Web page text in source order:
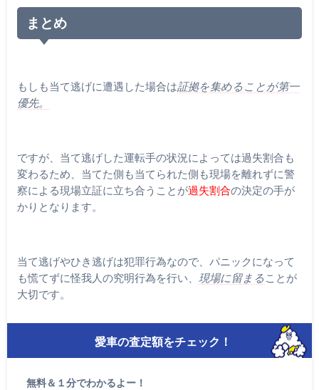
まとめ
もしも当て逃げに遭遇した場合は証拠を集めることが第一
優先。
ですが、当て逃げした運転手の状況によっては過失割合も
変わるため、当てた側も当てられた側も現場を離れずに警
察による現場立証に立ち合うことが過失割合の決定の手が
かりとなります。
当て逃げやひき逃げは犯罪行為なので、パニックになって
も慌てずに怪我人の究明行為を行い、
現場に留まる ことが
大切です。
愛車の査定額をチェック！
無料＆１分でわかるよー！